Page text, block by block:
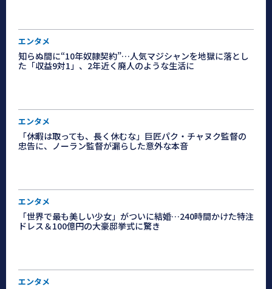
エンタメ
知らぬ間に“10年奴隷契約”…人気マジシャンを地獄に落とし
た「収益9対1」、2年近く廃人のような生活に
エンタメ
「休暇は取っても、長く休むな」巨匠パク・チャヌク監督の
忠告に、ノーラン監督が漏らした意外な本音
エンタメ
「世界で最も美しい少女」がついに結婚…240時間かけた特注
ドレス＆100億円の大豪邸挙式に驚き
エンタメ